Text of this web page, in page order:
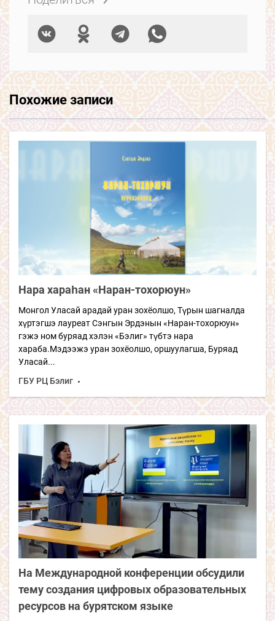
Похожие записи
Нара хараһан «Наран-тохорюун»
Монгол Уласай арадай уран зохёолшо, Түрын шагналда
хүртэгшэ лауреат Сэнгын Эрдэнын «Наран-тохорюун»
гэжэ ном буряад хэлэн «Бэлиг» түбтэ нара
хараба.Мэдээжэ уран зохёолшо, оршуулагша, Буряад
Уласай...
ГБУ РЦ Бэлиг
На Международной конференции обсудили
тему создания цифровых образовательных
ресурсов на бурятском языке